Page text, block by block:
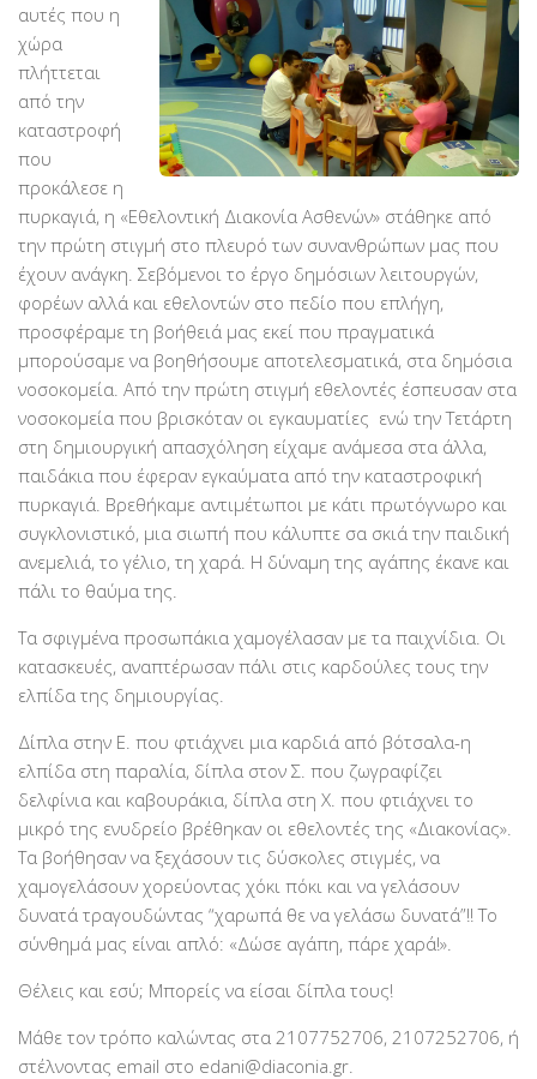
Υποστηρικτές
Δωρητές
Χορηγοί
Χορηγοί Επικοινωνίας
Επικοινωνία
αυτές που η
χώρα
πλήττεται
από την
καταστροφή
που
προκάλεσε η
πυρκαγιά, η «Εθελοντική Διακονία Ασθενών» στάθηκε από
την πρώτη στιγμή στο πλευρό των συνανθρώπων μας που
έχουν ανάγκη. Σεβόμενοι το έργο δημόσιων λειτουργών,
φορέων αλλά και εθελοντών στο πεδίο που επλήγη,
προσφέραμε τη βοήθειά μας εκεί που πραγματικά
μπορούσαμε να βοηθήσουμε αποτελεσματικά, στα δημόσια
νοσοκομεία. Από την πρώτη στιγμή εθελοντές έσπευσαν στα
νοσοκομεία που βρισκόταν οι εγκαυματίες ενώ την Τετάρτη
στη δημιουργική απασχόληση είχαμε ανάμεσα στα άλλα,
παιδάκια που έφεραν εγκαύματα από την καταστροφική
πυρκαγιά. Βρεθήκαμε αντιμέτωποι με κάτι πρωτόγνωρο και
συγκλονιστικό, μια σιωπή που κάλυπτε σα σκιά την παιδική
ανεμελιά, το γέλιο, τη χαρά. Η δύναμη της αγάπης έκανε και
πάλι το θαύμα της.
Τα σφιγμένα προσωπάκια χαμογέλασαν με τα παιχνίδια. Οι
κατασκευές, αναπτέρωσαν πάλι στις καρδούλες τους την
ελπίδα της δημιουργίας.
Δίπλα στην Ε. που φτιάχνει μια καρδιά από βότσαλα-η
ελπίδα στη παραλία, δίπλα στον Σ. που ζωγραφίζει
δελφίνια και καβουράκια, δίπλα στη Χ. που φτιάχνει το
μικρό της ενυδρείο βρέθηκαν οι εθελοντές της «Διακονίας».
Τα βοήθησαν να ξεχάσουν τις δύσκολες στιγμές, να
χαμογελάσουν χορεύοντας χόκι πόκι και να γελάσουν
δυνατά τραγουδώντας “χαρωπά θε να γελάσω δυνατά”!! Το
σύνθημά μας είναι απλό: «Δώσε αγάπη, πάρε χαρά!».
Θέλεις και εσύ; Μπορείς να είσαι δίπλα τους!
Μάθε τον τρόπο καλώντας στα 2107752706, 2107252706, ή
στέλνοντας email στο edani@diaconia.gr.